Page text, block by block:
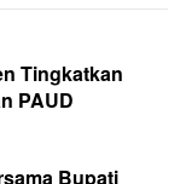
Tingkatkan
PAUD
Bupati